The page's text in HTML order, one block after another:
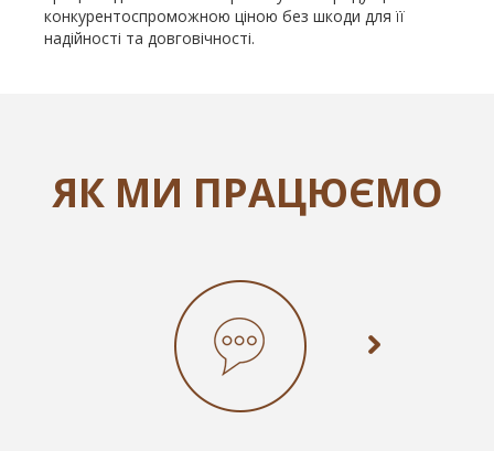
конкурентоспроможною ціною без шкоди для її
надійності та довговічності.
ЯК МИ ПРАЦЮЄМО